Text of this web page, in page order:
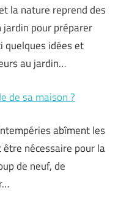
la nature reprend des
jardin pour préparer
quelques idées et
au jardin…
de sa maison ?
abîment les
nécessaire pour la
de neuf, de